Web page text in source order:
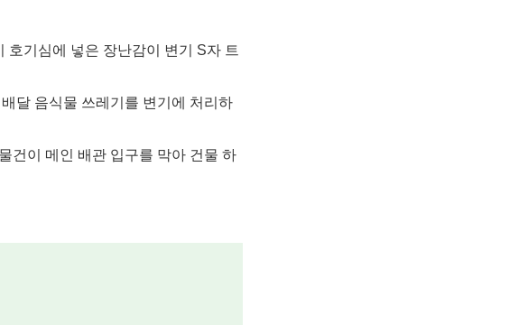
호기심에 넣은 장난감이 변기 S자 트
달 음식물 쓰레기를 변기에 처리하
건이 메인 배관 입구를 막아 건물 하